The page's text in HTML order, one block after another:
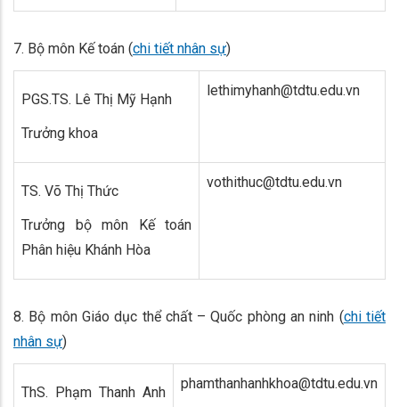
7. Bộ môn Kế toán (chi tiết nhân sự)
PGS.TS. Lê Thị Mỹ Hạnh
Trưởng khoa
lethimyhanh@tdtu.edu.vn
TS. Võ Thị Thức
Trưởng bộ môn Kế toán
Phân hiệu Khánh Hòa
vothithuc@tdtu.edu.vn
8. Bộ môn Giáo dục thể chất – Quốc phòng an ninh (chi tiết
nhân sự)
ThS. Phạm Thanh Anh
phamthanhanhkhoa@tdtu.edu.vn